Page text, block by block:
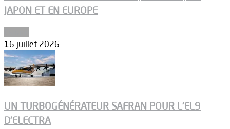
JAPON ET EN EUROPE
16 juillet 2026
UN TURBOGÉNÉRATEUR SAFRAN POUR L’EL9
D’ELECTRA